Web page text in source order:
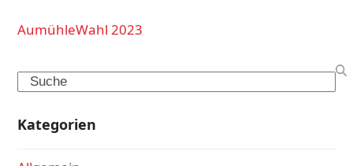
AumühleWahl 2023
Search
Kategorien